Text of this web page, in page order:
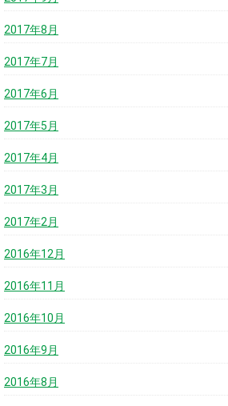
2017年8月
2017年7月
2017年6月
2017年5月
2017年4月
2017年3月
2017年2月
2016年12月
2016年11月
2016年10月
2016年9月
2016年8月